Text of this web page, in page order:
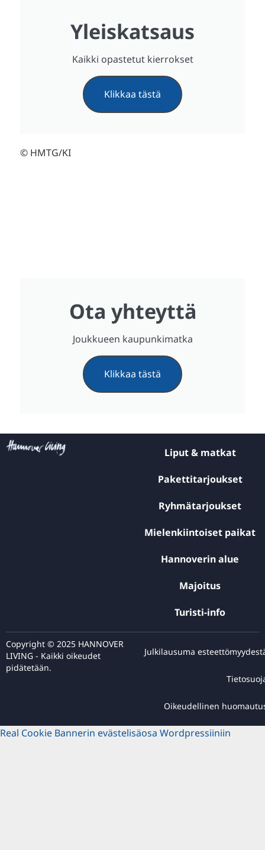
Yleiskatsaus
Kaikki opastetut kierrokset
Klikkaa tästä
© HMTG/KI
Ota yhteyttä
Joukkueen kaupunkimatka
Klikkaa tästä
Liput & matkat
Pakettitarjoukset
Ryhmätarjoukset
Mielenkiintoiset paikat
Hannoverin alue
Majoitus
Turisti-info
Copyright © 2025 HANNOVER
LIVING - Kaikki oikeudet
pidätetään.
Julkilausuma
Oikeudellinen
Real Cookie Bannerin evästelisäosa Wordpressiiniin